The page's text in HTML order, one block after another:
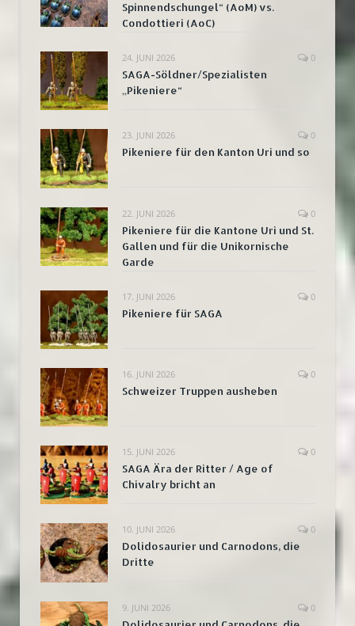
Spinnendschungel“ (AoM) vs.
Condottieri (AoC)
24. JUNI 2026 0
SAGA-Söldner/Spezialisten
„Pikeniere“
23. JUNI 2026 0
Pikeniere für den Kanton Uri und so
22. JUNI 2026 0
Pikeniere für die Kantone Uri und St.
Gallen und für die Unikornische
Garde
17. JUNI 2026 0
Pikeniere für SAGA
16. JUNI 2026 0
Schweizer Truppen ausheben
15. JUNI 2026 0
SAGA Ära der Ritter / Age of
Chivalry bricht an
10. JUNI 2026 0
Dolidosaurier und Carnodons, die
Dritte
9. JUNI 2026 0